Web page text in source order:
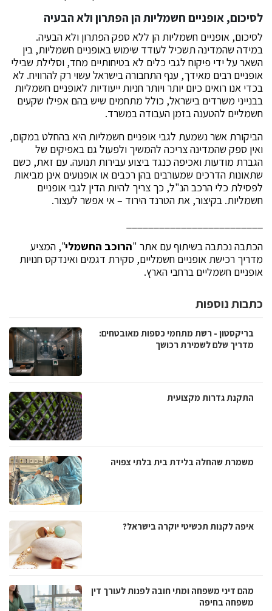
לסיכום, אופניים חשמליות הן הפתרון ולא הבעיה
לסיכום, אופניים חשמליות הן ללא ספק הפתרון ולא הבעיה.
במידה שהמדינה תשכיל לעודד שימוש באופניים חשמליות, בין
השאר על ידי פיקוח לגבי כלים לא בטיחותיים מחד, וסלילת שבילי
אופניים רבים מאידך, ענף התחבורה בישראל עשוי רק להרוויח. לא
בכדי אנו רואים כיום יותר ויותר חניות ייעודיות לאופניים חשמליות
בבנייני משרדים בישראל, כולל מתחמים שיש בהם אפילו שקעים
חשמליים להטענה בזמן העבודה במשרד.
הביקורת אשר נשמעת לגבי אופניים חשמליות היא בהחלט במקום,
ואין ספק שהמדינה צריכה להמשיך ולפעול גם באפיקים של
הגברת מודעות ואכיפה כנגד ביצוע עבירות תנועה. עם זאת, כשם
שתאונות הדרכים שמעורבים בהן רכבים או אופנועים אינן מביאות
לפסילת כלי הרכב הנ"ל, כך צריך להיות הדין לגבי אופניים
חשמליות. בקיצור, את הטרנד הירוד – אי אפשר לעצור.
הכתבה נכתבה בשיתוף עם אתר "הרוכב החשמלי", המציע
מדריך רכישת אופניים חשמליים, סקירת דגמים ואינדקס חנויות
אופניים חשמליים ברחבי הארץ.
כתבות נוספות
בריקסטון - רשת מתחמי כספות מאובטחים:
מדריך שלם לשמירת רכושך
התקנת גדרות מקצועית
משמרת שהחלה בלידת בית בלתי צפויה
איפה לקנות תכשיטי יוקרה בישראל?
מהם דיני משפחה ומתי חובה לפנות לעורך דין
משפחה בחיפה